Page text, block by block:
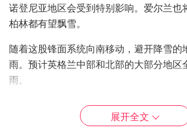
诺登尼亚地区会受到特别影响。爱尔兰也
柏林都有望飘雪。
随着这股锋面系统向南移动，避开降雪的
雨。预计英格兰中部和北部的大部分地区
雨。
12月15日晚9点的积雪覆盖图更是揭示了
力：经历21小时的持续降雪后，北威尔士
展开全文